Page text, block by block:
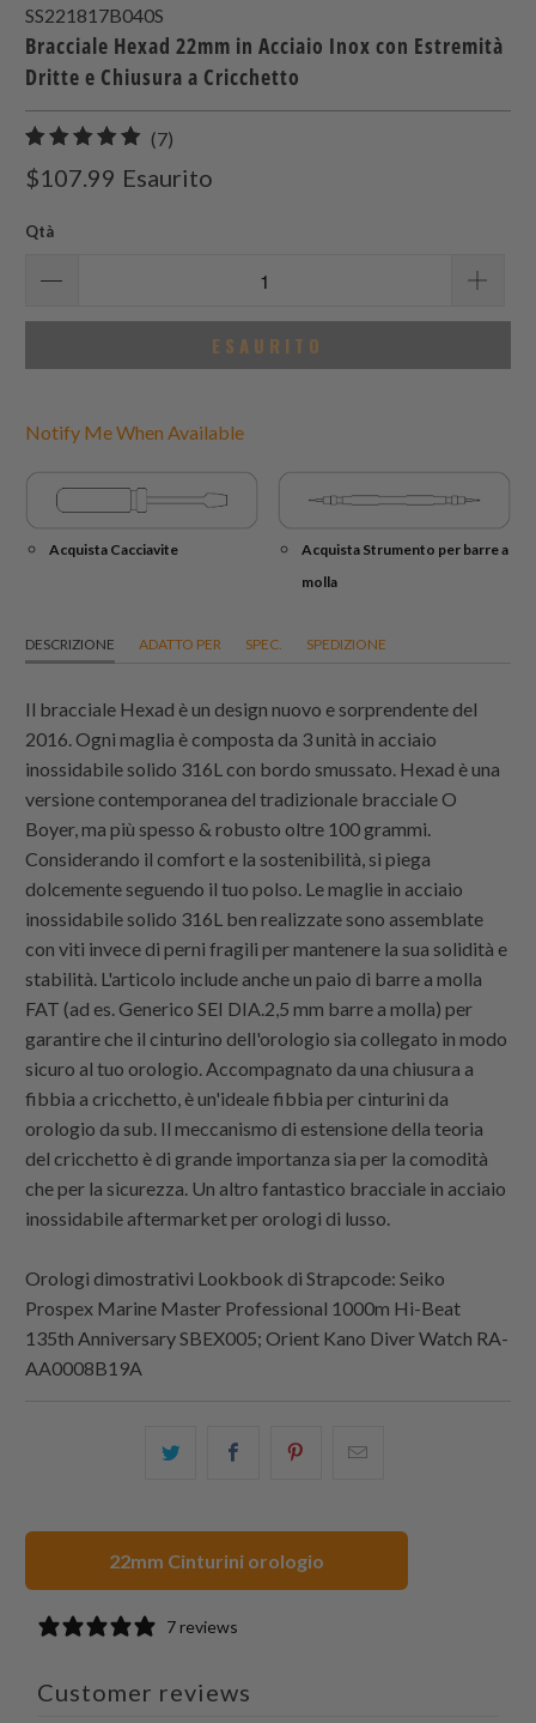
SS221817B040S
Bracciale Hexad 22mm in Acciaio Inox con Estremità
Dritte e Chiusura a Cricchetto
(7)
recensioni
$107.99 Esaurito
Qtà
ESAURITO
Notify Me When Available
Acquista Cacciavite
Acquista Strumento per barre a
molla
DESCRIZIONE ADATTO PER SPEC. SPEDIZIONE
Il bracciale Hexad è un design nuovo e sorprendente del
2016. Ogni maglia è composta da 3 unità in acciaio
inossidabile solido 316L con bordo smussato. Hexad è una
versione contemporanea del tradizionale bracciale O
Boyer, ma più spesso & robusto oltre 100 grammi.
Considerando il comfort e la sostenibilità, si piega
dolcemente seguendo il tuo polso. Le maglie in acciaio
inossidabile solido 316L ben realizzate sono assemblate
con viti invece di perni fragili per mantenere la sua solidità e
stabilità. L'articolo include anche un paio di barre a molla
FAT (ad es. Generico SEI DIA.2,5 mm barre a molla) per
garantire che il cinturino dell'orologio sia collegato in modo
sicuro al tuo orologio. Accompagnato da una chiusura a
fibbia a cricchetto, è un'ideale fibbia per cinturini da
orologio da sub. Il meccanismo di estensione della teoria
del cricchetto è di grande importanza sia per la comodità
che per la sicurezza. Un altro fantastico bracciale in acciaio
inossidabile aftermarket per orologi di lusso.
Orologi dimostrativi Lookbook diStrapcode: Seiko
Prospex Marine Master Professional 1000m Hi-Beat
135th Anniversary SBEX005; Orient Kano Diver Watch RA-
AA0008B19A
Condividi Share
Condividi
22mm Cinturini orologio
7 reviews
Customer reviews